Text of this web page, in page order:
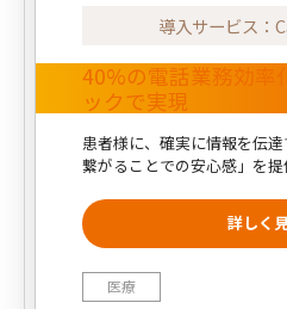
導入サービス：
40%の電話業務効率
ックで実現
患者様に、確実に情報を伝
繋がることでの安心感」を提
医療